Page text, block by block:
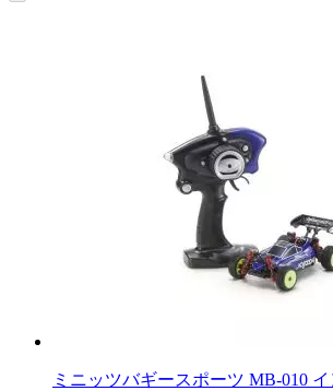
ミニッツバギースポーツ MB-010